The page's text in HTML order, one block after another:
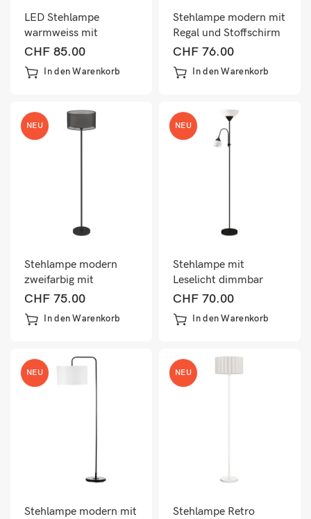
LED Stehlampe
warmweiss mit
Fussschalter für
Wohnzimmer Messing
CHF 85.00
In den Warenkorb
Stehlampe modern mit
Regal und Stoffschirm
weiss braun
CHF 76.00
In den Warenkorb
NEU
Stehlampe modern
zweifarbig mit
Fussschalter Metall
schwarz
CHF 75.00
In den Warenkorb
NEU
Stehlampe mit
Leselicht dimmbar
Schwanenhals schwarz
CHF 70.00
In den Warenkorb
NEU
Stehlampe modern mit
NEU
Stehlampe Retro